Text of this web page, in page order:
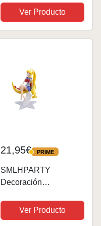
Cake Topper, Mini
Figuras Sailor Moon,
Figuras Juguete Acció,
Ver Producto
21,95€ PRIME
PRIME
SMLHPARTY
Decoración
Moon Figura
Decoración Sailor
Ver Producto